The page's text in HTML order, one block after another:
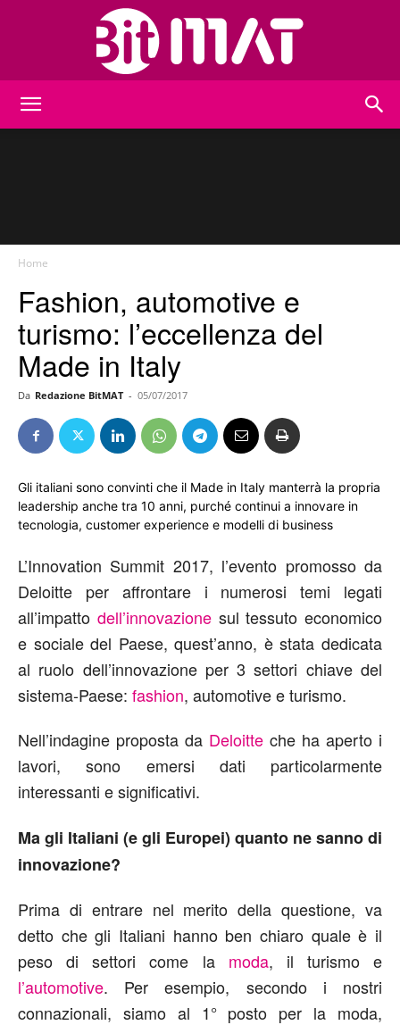
Home
Fashion, automotive e
turismo: l’eccellenza del
Made in Italy
Da Redazione BitMAT - 05/07/2017
Gli italiani sono convinti che il Made in Italy manterrà la propria
leadership anche tra 10 anni, purché continui a innovare in
tecnologia, customer experience e modelli di business
L’Innovation Summit 2017, l’evento promosso da
Deloitte per affrontare i numerosi temi legati
all’impatto dell’innovazionesul tessuto economico
e sociale del Paese, quest’anno, è stata dedicata
al ruolo dell’innovazione per 3 settori chiave del
sistema-Paese: fashion, automotive e turismo.
Nell’indagine proposta da Deloitte che ha aperto i
lavori, sono emersi dati particolarmente
interessanti e significativi.
Ma gli Italiani (e gli Europei) quanto ne sanno di
innovazione?
Prima di entrare nel merito della questione, va
detto che gli Italiani hanno ben chiaro quale è il
peso di settori come la moda, il turismo e
l’automotive. Per esempio, secondo i nostri
connazionali, siamo al 1° posto per la moda,